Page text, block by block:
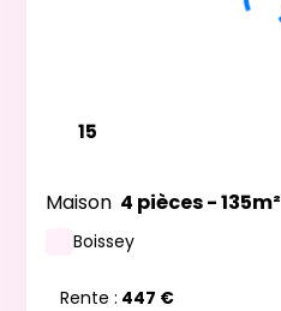
15
Maison 4 pièces - 135m²
Boissey
Rente : 447 €